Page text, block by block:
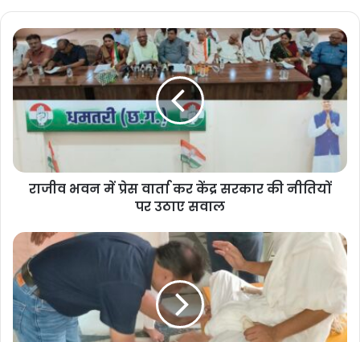
राजीव भवन में प्रेस वार्ता कर केंद्र सरकार की नीतियों
पर उठाए सवाल